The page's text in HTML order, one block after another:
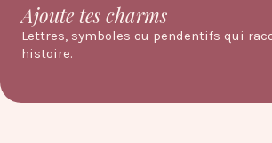
Ajoute tes charms
Lettres, symboles ou pendentifs qui
histoire.